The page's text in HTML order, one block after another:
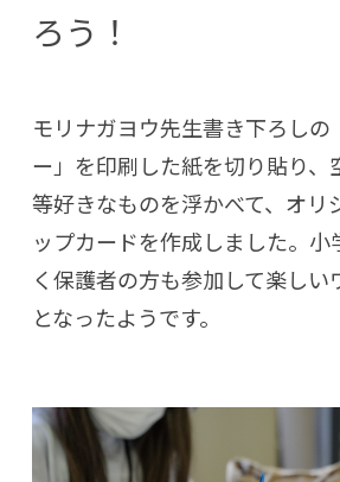
ろう！
モリナガヨウ先生書き下ろしの
ー」を印刷した紙を切り貼り、
等好きなものを浮かべて、オリ
ップカードを作成しました。小
く保護者の方も参加して楽しい
となったようです。